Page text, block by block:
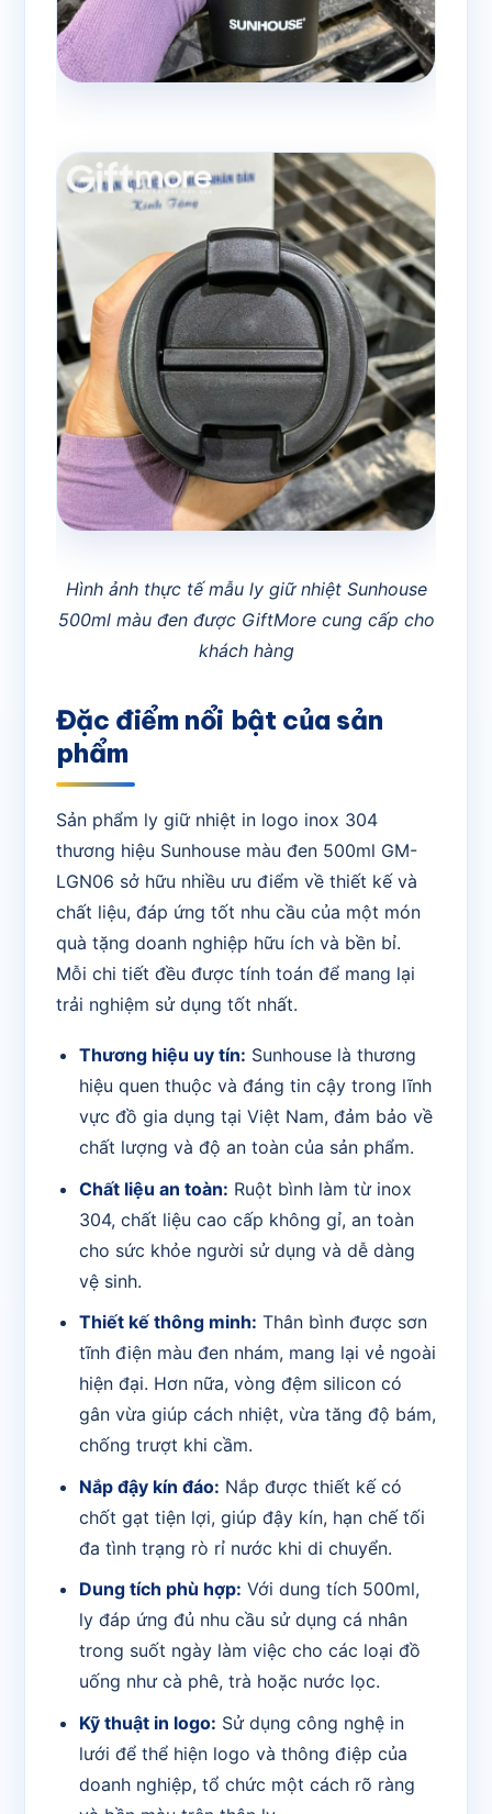
Hình ảnh thực tế mẫu ly giữ nhiệt Sunhouse
500ml màu đen được GiftMore cung cấp cho
khách hàng
Đặc điểm nổi bật của sản
phẩm
Sản phẩm ly giữ nhiệt in logo inox 304
thương hiệu Sunhouse màu đen 500ml GM-
LGN06 sở hữu nhiều ưu điểm về thiết kế và
chất liệu, đáp ứng tốt nhu cầu của một món
quà tặng doanh nghiệp hữu ích và bền bỉ.
Mỗi chi tiết đều được tính toán để mang lại
trải nghiệm sử dụng tốt nhất.
Thương hiệu uy tín: Sunhouse là thương
hiệu quen thuộc và đáng tin cậy trong lĩnh
vực đồ gia dụng tại Việt Nam, đảm bảo về
chất lượng và độ an toàn của sản phẩm.
Chất liệu an toàn: Ruột bình làm từ inox
304, chất liệu cao cấp không gỉ, an toàn
cho sức khỏe người sử dụng và dễ dàng
vệ sinh.
Thiết kế thông minh: Thân bình được sơn
tĩnh điện màu đen nhám, mang lại vẻ ngoài
hiện đại. Hơn nữa, vòng đệm silicon có
gân vừa giúp cách nhiệt, vừa tăng độ bám,
chống trượt khi cầm.
Nắp đậy kín đáo: Nắp được thiết kế có
chốt gạt tiện lợi, giúp đậy kín, hạn chế tối
đa tình trạng rò rỉ nước khi di chuyển.
Dung tích phù hợp: Với dung tích 500ml,
ly đáp ứng đủ nhu cầu sử dụng cá nhân
trong suốt ngày làm việc cho các loại đồ
uống như cà phê, trà hoặc nước lọc.
Kỹ thuật in logo: Sử dụng công nghệ in
lưới để thể hiện logo và thông điệp của
doanh nghiệp, tổ chức một cách rõ ràng